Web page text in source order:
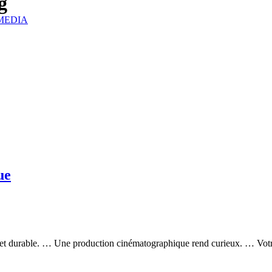
durable. … Une production cinématographique rend curieux. …